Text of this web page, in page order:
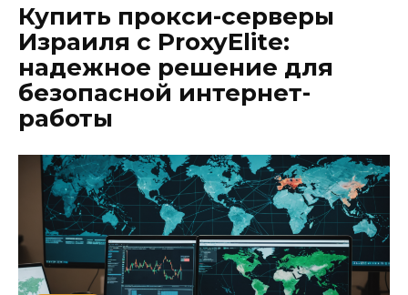
Купить прокси-серверы
Израиля с ProxyElite:
надежное решение для
безопасной интернет-
работы